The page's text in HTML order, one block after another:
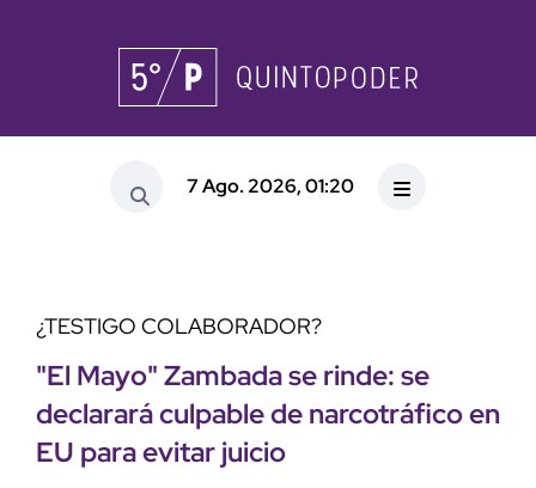
7 Ago. 2026, 01:20
¿TESTIGO COLABORADOR?
"El Mayo" Zambada se rinde: se
declarará culpable de narcotráfico en
EU para evitar juicio